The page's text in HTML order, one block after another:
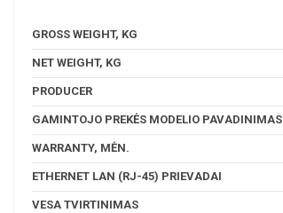
GROSS WEIGHT, KG
NET WEIGHT, KG
PRODUCER
GAMINTOJO PREKĖS MODELIO PAVADINIMAS
WARRANTY, MĖN.
ETHERNET LAN (RJ-45) PRIEVADAI
VESA TVIRTINIMAS